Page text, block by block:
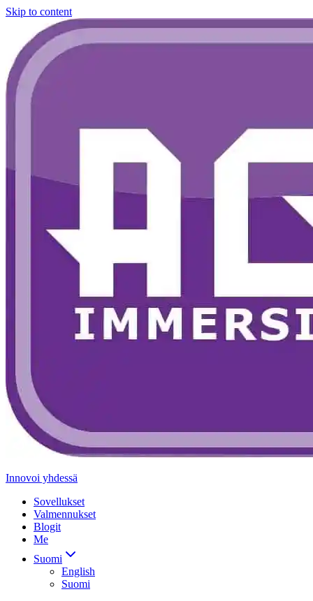
Skip to content
Innovoi yhdessä
Sovellukset
Valmennukset
Blogit
Me
Suomi
English
Suomi